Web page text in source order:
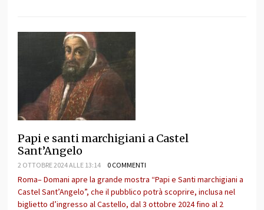
Papi e santi marchigiani a Castel
Sant’Angelo
2 OTTOBRE 2024 ALLE 13:14 0 COMMENTI
Roma– Domani apre la grande mostra “Papi e Santi marchigiani a
Castel Sant’Angelo”, che il pubblico potrà scoprire, inclusa nel
biglietto d’ingresso al Castello, dal 3 ottobre 2024 fino al 2